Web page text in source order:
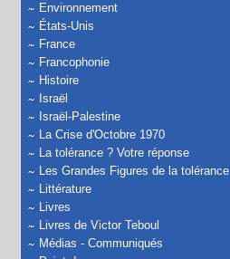
Environnement
États-Unis
France
Francophonie
Histoire
Israël
Israël-Palestine
La Crise d'Octobre 1970
La tolérance ? Votre réponse
Les Grandes Figures de la tolérance
Littérature
Livres
Livres de Victor Teboul
Médias - Communiqués